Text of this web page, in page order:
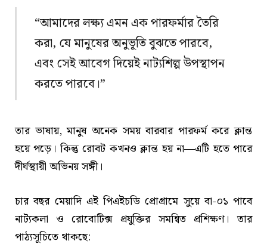
“আমাদের লক্ষ্য এমন এক পারফর্মার তৈরি
করা, যে মানুষের অনুভূতি বুঝতে পারবে,
এবং সেই আবেগ দিয়েই নাট্যশিল্প উপস্থাপন
করতে পারবে।”
তার ভাষায়, মানুষ অনেক সময় বারবার পারফর্ম করে ক্লান্ত
হয়ে পড়ে। কিন্তু রোবট কখনও ক্লান্ত হয় না—এটি হতে পারে
দীর্ঘস্থায়ী অভিনয় সঙ্গী।
চার বছর মেয়াদি এই পিএইচডি প্রোগ্রামে সুয়ে বা-০১ পাবে
নাট্যকলা ও রোবোটিক্স প্রযুক্তির সমন্বিত প্রশিক্ষণ। তার
পাঠ্যসূচিতে থাকছে: